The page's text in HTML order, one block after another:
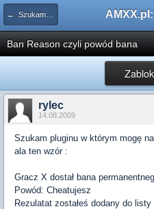
← Szukam pluginu
Ban Reason czyli powód bana
rylec
14.08.2009
Szukam pluginu w którym mogę
ala ten wzór :
Gracz X dostał bana
Powód: Cheatujesz
Rezulatat zostałeś dodany do listy